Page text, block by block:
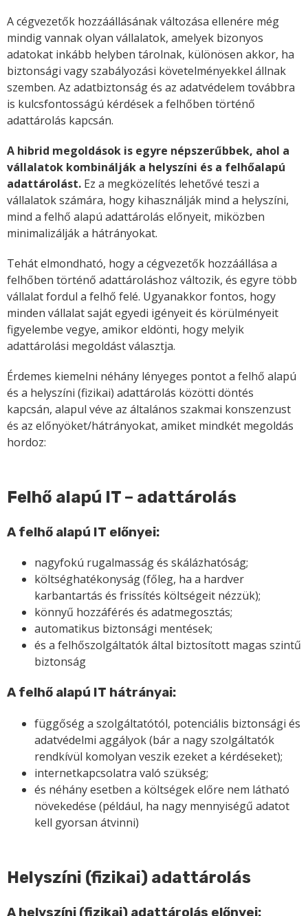
A cégvezetők hozzáállásának változása ellenére még
mindig vannak olyan vállalatok, amelyek bizonyos
adatokat inkább helyben tárolnak, különösen akkor, ha
biztonsági vagy szabályozási követelményekkel állnak
szemben. Az adatbiztonság és az adatvédelem továbbra
is kulcsfontosságú kérdések a felhőben történő
adattárolás kapcsán.
A hibrid megoldások is egyre népszerűbbek, ahol a
vállalatok kombinálják a helyszíni és a felhőalapú
adattárolást. Ez a megközelítés lehetővé teszi a
vállalatok számára, hogy kihasználják mind a helyszíni,
mind a felhő alapú adattárolás előnyeit, miközben
minimalizálják a hátrányokat.
Tehát elmondható, hogy a cégvezetők hozzáállása a
felhőben történő adattároláshoz változik, és egyre több
vállalat fordul a felhő felé. Ugyanakkor fontos, hogy
minden vállalat saját egyedi igényeit és körülményeit
figyelembe vegye, amikor eldönti, hogy melyik
adattárolási megoldást választja.
Érdemes kiemelni néhány lényeges pontot a felhő alapú
és a helyszíni (fizikai) adattárolás közötti döntés
kapcsán, alapul véve az általános szakmai konszenzust
és az előnyöket/hátrányokat, amiket mindkét megoldás
hordoz:
Felhő alapú IT – adattárolás
A felhő alapú IT előnyei:
nagyfokú rugalmasság és skálázhatóság;
költséghatékonyság (főleg, ha a hardver
karbantartás és frissítés költségeit nézzük);
könnyű hozzáférés és adatmegosztás;
automatikus biztonsági mentések;
és a felhőszolgáltatók által biztosított magas szintű
biztonság
A felhő alapú IT hátrányai:
függőség a szolgáltatótól, potenciális biztonsági és
adatvédelmi aggályok (bár a nagy szolgáltatók
rendkívül komolyan veszik ezeket a kérdéseket);
internetkapcsolatra való szükség;
és néhány esetben a költségek előre nem látható
növekedése (például, ha nagy mennyiségű adatot
kell gyorsan átvinni)
Helyszíni (fizikai) adattárolás
A helyszíni (fizikai) adattárolás előnyei: